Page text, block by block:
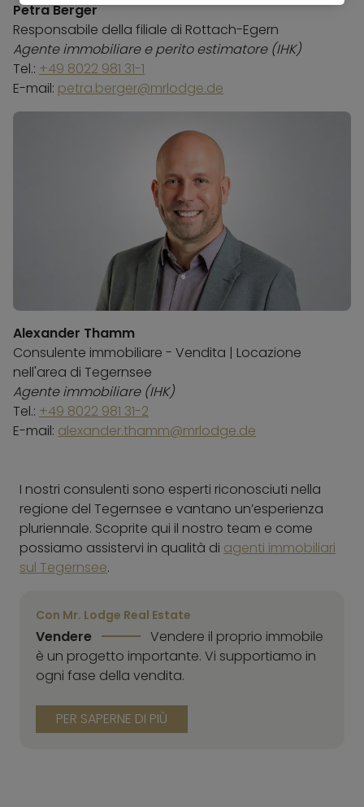
Petra Berger
Responsabile della filiale di Rottach-Egern
Agente immobiliare e perito estimatore (IHK)
Tel.: +49 8022 981 31-1
E-mail: petra.berger@mrlodge.de
Alexander Thamm
Consulente immobiliare - Vendita | Locazione
nell'area di Tegernsee
Agente immobiliare (IHK)
Tel.: +49 8022 981 31-2
E-mail: alexander.thamm@mrlodge.de
I nostri consulenti sono esperti riconosciuti nella
regione del Tegernsee e vantano un’esperienza
pluriennale. Scoprite qui il nostro team e come
possiamo assistervi in qualità di agenti immobiliari
sul Tegernsee.
Con Mr. Lodge Real Estate
Vendere
Vendere il proprio immobile
è un progetto importante. Vi supportiamo in
ogni fase della vendita.
PER SAPERNE DI PIÙ